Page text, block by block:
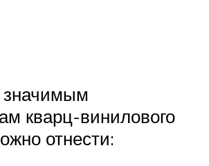
значимым
кварц-винилового
отнести: